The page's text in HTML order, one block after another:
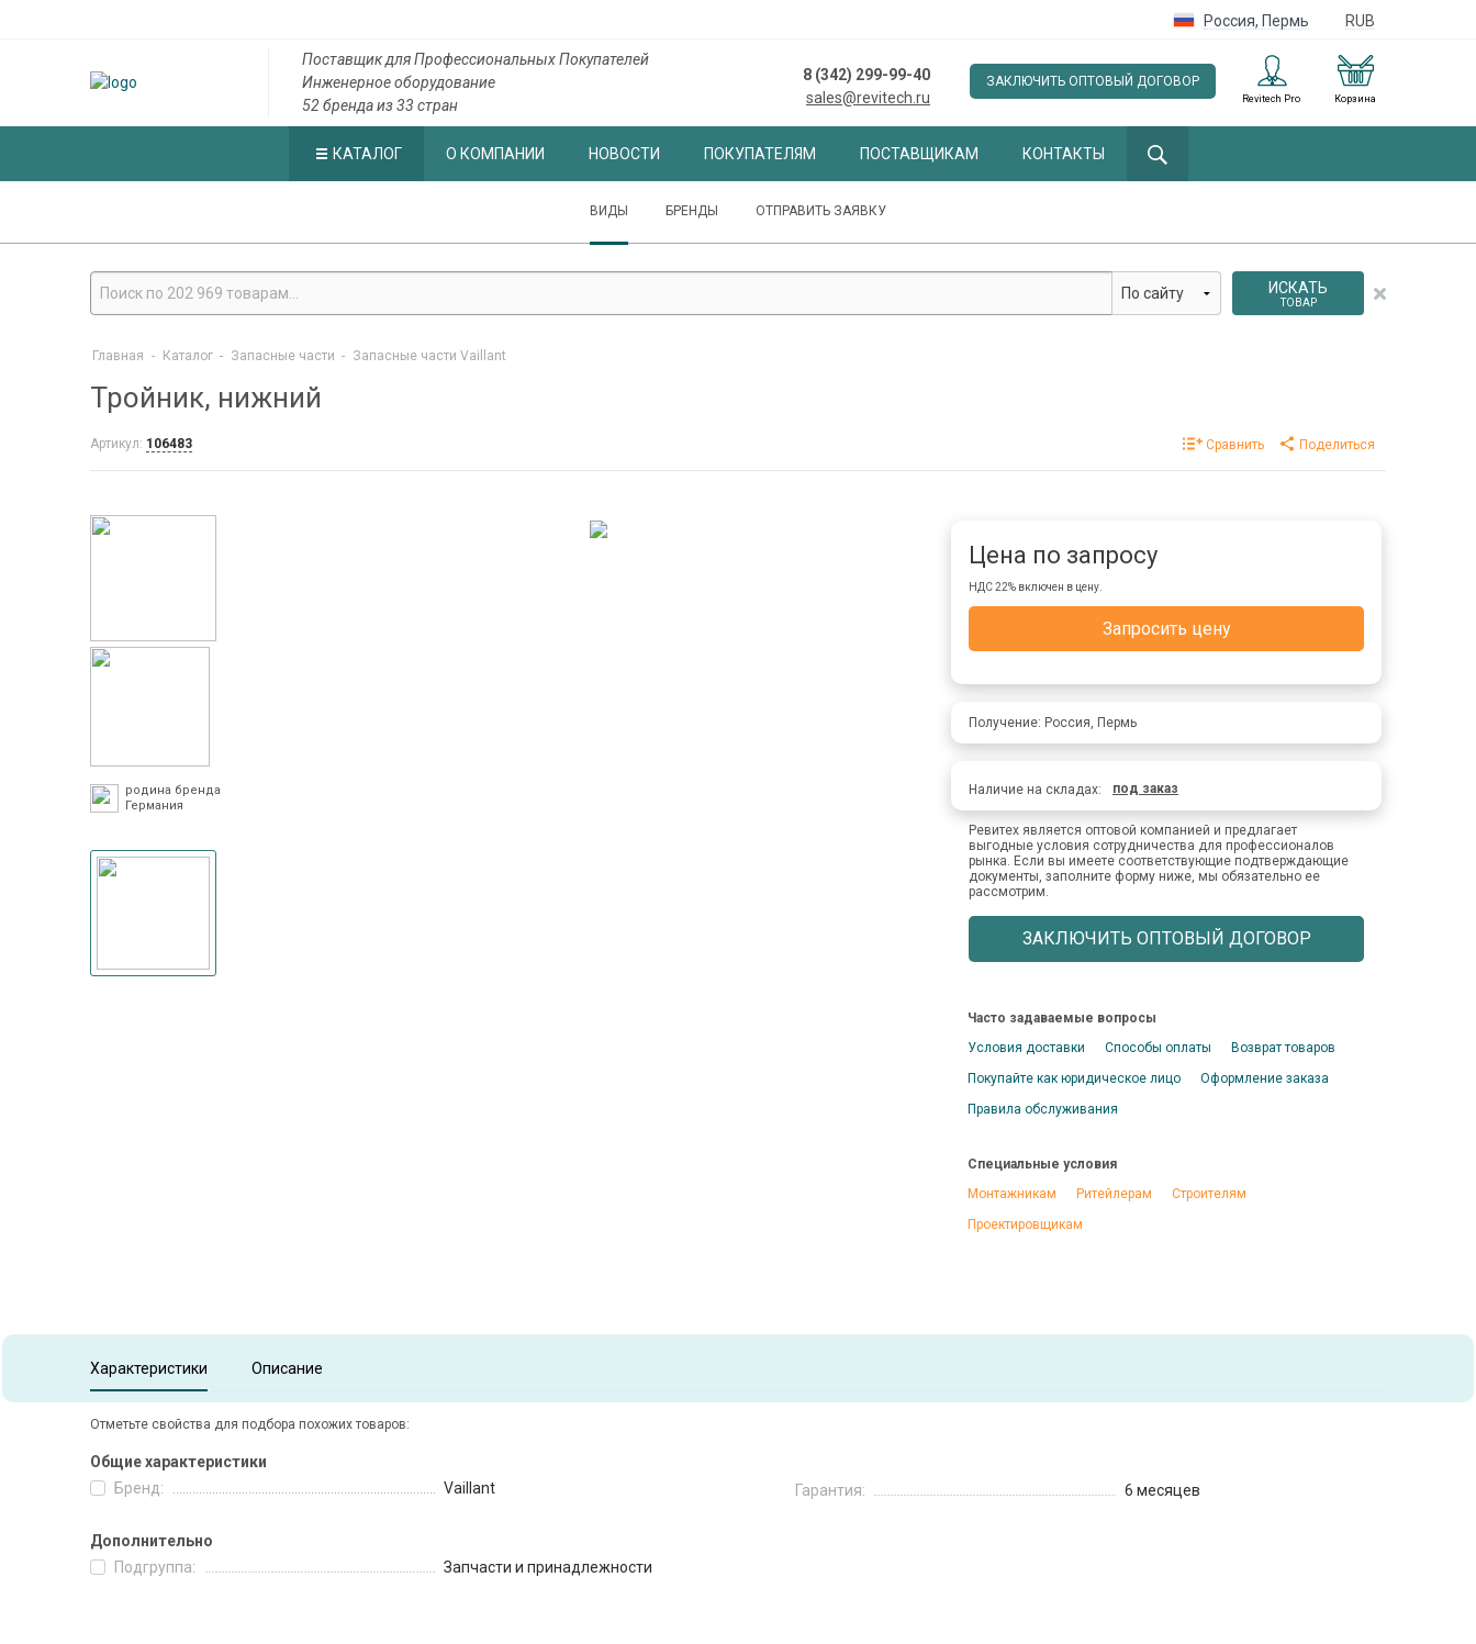
Россия, Пермь RUB
Корзина
Revitech Pro
ЗАКЛЮЧИТЬ ОПТОВЫЙ ДОГОВОР
8 (342) 299-99-40
sales@revitech.ru
Поставщик для Профессиональных Покупателей
Инженерное оборудование
52 бренда из 33 стран
КАТАЛОГ О КОМПАНИИ НОВОСТИ ПОКУПАТЕЛЯМ ПОСТАВЩИКАМ КОНТАКТЫ
ВИДЫ БРЕНДЫ ОТПРАВИТЬ ЗАЯВКУ
ИСКАТЬ
ТОВАР
Главная - Каталог - Запасные части - Запасные части Vaillant
Тройник, нижний
Артикул: 106483 Сравнить Поделиться
родина бренда
Германия
Цена по запросу
НДС 22% включен в цену.
Запросить цену
Получение: Россия, Пермь
Наличие на складах: под заказ
Ревитех является оптовой компанией и предлагает
выгодные условия сотрудничества для профессионалов
рынка. Если вы имеете соответствующие подтверждающие
документы, заполните форму ниже, мы обязательно ее
рассмотрим.
ЗАКЛЮЧИТЬ ОПТОВЫЙ ДОГОВОР
Часто задаваемые вопросы
Условия доставки
Способы оплаты
Возврат товаров
Покупайте как юридическое лицо
Оформление заказа
Правила обслуживания
Специальные условия
Монтажникам
Ритейлерам
Строителям
Проектировщикам
Характеристики Описание
Отметьте свойства для подбора похожих товаров:
Общие характеристики
Бренд:
Vaillant Гарантия: 6 месяцев
Дополнительно
Подгруппа:
Запчасти и принадлежности